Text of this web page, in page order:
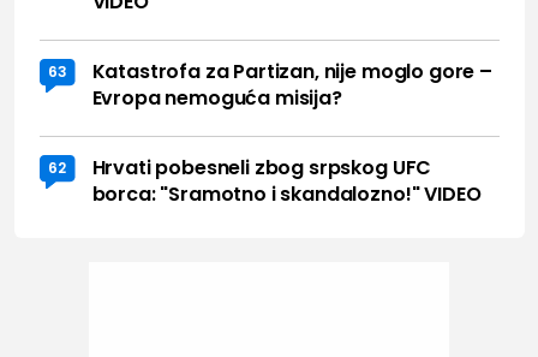
63
Katastrofa za Partizan, nije moglo gore –
Evropa nemoguća misija?
62
Hrvati pobesneli zbog srpskog UFC
borca: "Sramotno i skandalozno!" VIDEO